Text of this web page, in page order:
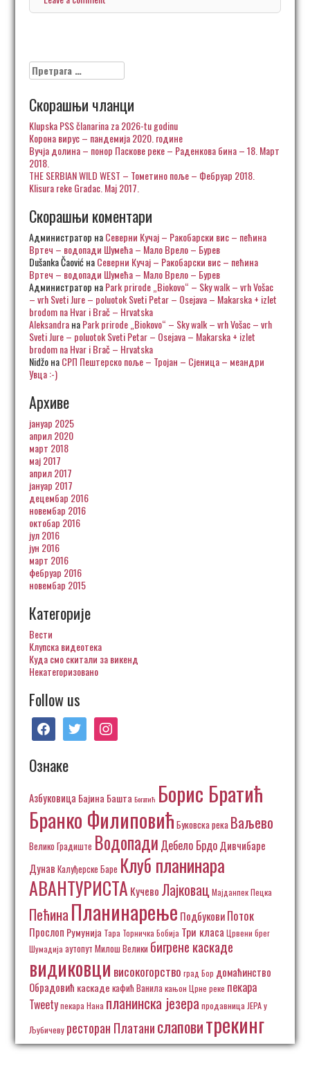
Претрага
за:
Скорашњи чланци
Klupska PSS članarina za 2026-tu godinu
Корона вирус – пандемија 2020. године
Вучја долина – понор Паскове реке – Раденкова бина – 18. Март
2018.
THE SERBIAN WILD WEST – Тометино поље – Фебруар 2018.
Klisura reke Gradac. Maj 2017.
Скорашњи коментари
Администратор наСеверни Кучај – Ракобарски вис – пећина
Вртеч – водопади Шумећа – Мало Врело – Бурев
Dušanka ČaovićнаСеверни Кучај – Ракобарски вис – пећина
Вртеч – водопади Шумећа – Мало Врело – Бурев
Администратор наPark prirode „Biokovo“ – Sky walk – vrh Vošac
– vrh Sveti Jure – poluotok Sveti Petar – Osejava – Makarska + izlet
brodom na Hvar i Brač – Hrvatska
AleksandraнаPark prirode „Biokovo“ – Sky walk – vrh Vošac – vrh
Sveti Jure – poluotok Sveti Petar – Osejava – Makarska + izlet
brodom na Hvar i Brač – Hrvatska
NidžoнаСРП Пештерско поље – Тројан – Сјеница – меандри
Увца :-)
Архиве
јануар 2025
април 2020
март 2018
мај 2017
април 2017
јануар 2017
децембар 2016
новембар 2016
октобар 2016
јул 2016
јун 2016
март 2016
фебруар 2016
новембар 2015
Категорије
Вести
Клупска видеотека
Куда смо скитали за викенд
Некатегоризовано
Follow us
facebooktwitter instagram
Ознаке
Азбуковица Бајина Башта Богатић Борис Братић
Бранко Филиповић Буковска река Ваљево
Велико Градиште Водопади Дебело БрдоДивчибаре
Дунав Калуђерске Баре Клуб планинара
АВАНТУРИСТА Кучево Лајковац Мајданпек Пецка
Пећина Планинарење ПодбуковиПоток
Прослоп Румунија Тара Торничка Бобија Три класа Црвени брег
Шумадија аутопут Милош Велики бигрене каскаде
видиковци високогорство град Бор домаћинство
Обрадовић каскаде кафић Ванила кањон Црне реке пекара
Tweetyпекара Нана планинска језера продавница ЈЕРА у
Љубичеву ресторан Платанислаповитрекинг